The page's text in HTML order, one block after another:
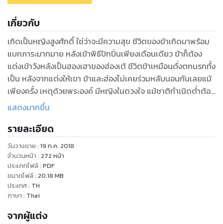
เกี่ยวกับ
เกิดเป็นหญิงสูงศักดิ์ ใช่ว่าจะมีความสุข ชีวิตของข้าเกิดมาพร้อม
แบกภาระมากมาย หลังเข้าพิธีปักปิ่นเพียงเดือนเดียว ข้าก็ต้อง
แต่งเข้าวังหลังเป็นฮองเฮาของฮ่องเต้ ชีวิตข้าเหมือนดั่งตกนรกทั้ง
เป็น หลังจากแต่งให้เขา ข้าและฮ่องไม่เคยร่วมหลับนอนกันเลยแม้
เพียงครั้ง เหตุด้วยพระองค์ มีหญิงในดวงใจ แม้ชาติกำเนิดต่ำต้อย
แต่นางเป็นที่รักของฝ่าบาท จนวันที่ข้าไม่คิดว่า สวรรค์จะกลั่นแกล้ง
ตระกูล อันสูงศักดิ์ ไหนเลยจะจีรังยิ่งยืน ความรักที่ไม่เคยมีให้ ข้าก็
มิเคยถือสา แต่เหตุใดต้องลากข้าให้จมดิ่งถึงเพียงนี้ ส่งข้าให้หอ
ซ่อนบุบผา ฉีกหน้าตระกูลข้า เพียงเพื่อให้สตรีนางนั้นพึงพอใจ
แสดงมากขึ้น
รายละเอียด
วันวางขาย : 19 ก.ค. 2018
จำนวนหน้า : 272 หน้า
ประเภทไฟล์: PDF
ขนาดไฟล์: 20.18 MB
ประเทศ: TH
ภาษา : Thai
จากผู้แต่ง